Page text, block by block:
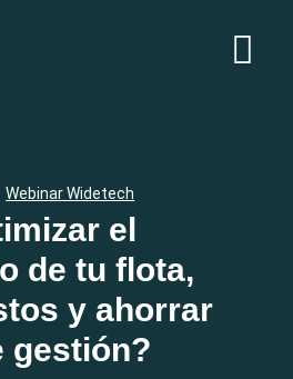
Webinar Widetech
el
de tu flota,
y ahorrar
gestión?